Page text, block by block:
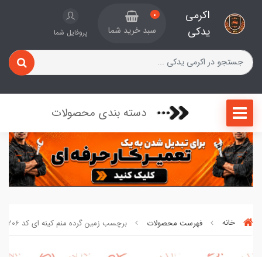
اکرمی
یدکی
0
سبد خرید شما پروفایل شما
دسته بندی محصولات
خانه فهرست محصولات برچسب زمین گرده منم کینه ای کد 206